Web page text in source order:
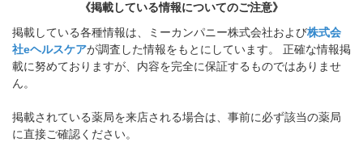
《掲載している情報についてのご注意》
掲載している各種情報は、ミーカンパニー株式会社および株式会
社eヘルスケアが調査した情報をもとにしています。 正確な情報掲
載に努めておりますが、内容を完全に保証するものではありませ
ん。
掲載されている薬局を来店される場合は、事前に必ず該当の薬局
に直接ご確認ください。